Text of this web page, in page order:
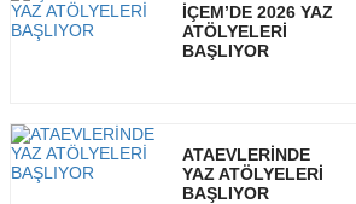
İÇEM’DE 2026 YAZ
ATÖLYELERİ
BAŞLIYOR
ATAEVLERİNDE
YAZ ATÖLYELERİ
BAŞLIYOR